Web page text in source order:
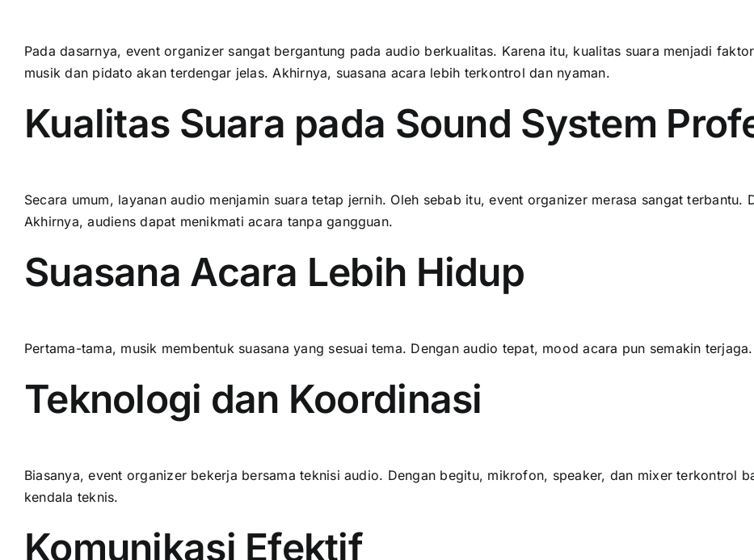
Pada dasarnya, event organizer sangat bergantung pada audio berkualitas. Karena itu, kualitas suara menjadi
musik dan pidato akan terdengar jelas. Akhirnya, suasana acara lebih terkontrol dan nyaman.
Kualitas Suara pada Sound System
Secara umum, layanan audio menjamin suara tetap jernih. Oleh sebab itu, event organizer merasa sangat
Akhirnya, audiens dapat menikmati acara tanpa gangguan.
Suasana Acara Lebih Hidup
Pertama-tama, musik membentuk suasana yang sesuai tema. Dengan audio tepat, mood acara pun semakin
Teknologi dan Koordinasi
Biasanya, event organizer bekerja bersama teknisi audio. Dengan begitu, mikrofon, speaker, dan mixer terkontrol
kendala teknis.
Komunikasi Efektif